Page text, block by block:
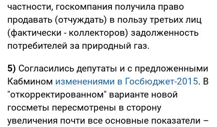
частности, госкомпания получила право
продавать (отчуждать) в пользу третьих лиц
(фактически - коллекторов) задолженность
потребителей за природный газ.
5) Согласились депутаты и с предложенными
Кабмином изменениями в Госбюджет-2015. В
"откорректированном" варианте новой
госсметы пересмотрены в сторону
увеличения почти все основные показатели –